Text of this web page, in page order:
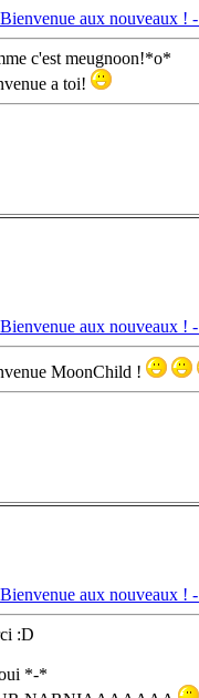
aux nouveaux ! -
c'est meugnoon!*o*
a toi!
aux nouveaux ! -
MoonChild !
aux nouveaux ! -
:D
*-*